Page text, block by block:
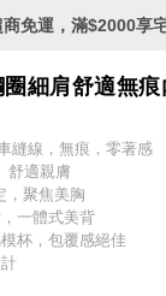
細肩舒適無痕
縫線，無痕，零著感
舒適親膚
，聚焦美胸
一體式美背
杯，包覆感絕佳
免運，滿$2000享